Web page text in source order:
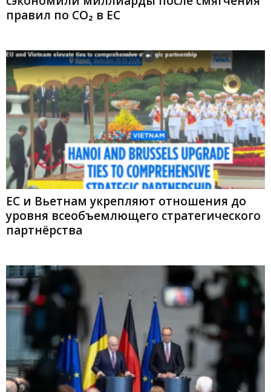
правил по CO₂ в ЕС
ЕС и Вьетнам укрепляют отношения до
уровня всеобъемлющего стратегического
партнёрства